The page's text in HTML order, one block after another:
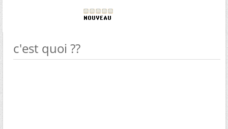
c'est quoi ??